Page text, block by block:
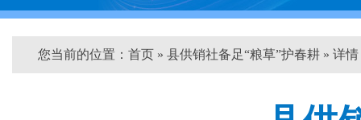
您当前的位置： 首页 » 县供销社备足“粮草”护春耕 » 详情